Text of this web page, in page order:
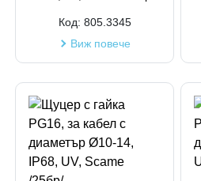
Код: 805.3345
Виж повече